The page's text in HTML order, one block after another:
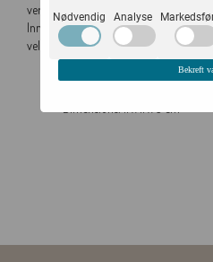
vertinnegave med vakkert motiv med
Inneholder store fyrstikker som tenner
veldig dekorative og så fine å ha
Made in United Kingdom
Nødvendig Analyse
Bekreft